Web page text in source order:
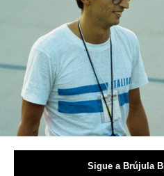
Sigue a Brújula